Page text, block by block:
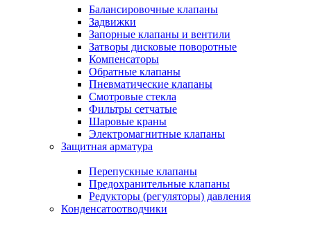
Балансировочные клапаны
Задвижки
Запорные клапаны и вентили
Затворы дисковые поворотные
Компенсаторы
Обратные клапаны
Пневматические клапаны
Смотровые стекла
Фильтры сетчатые
Шаровые краны
Электромагнитные клапаны
Защитная арматура
Перепускные клапаны
Предохранительные клапаны
Редукторы (регуляторы) давления
Конденсатоотводчики